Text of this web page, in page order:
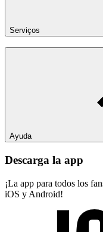
Serviços
Ayuda
Descarga la app
¡La app para todos los
iOS y Android!